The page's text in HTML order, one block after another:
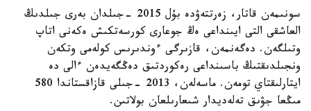
سونىمەن قاتار، زەرتتەۋدە بۇل 2015 -جىلدان بەرى جىلدىڭ
العاشقى التى ايىنداعى ەڭ جوعارى كورسەتكىش ەكەنى اتاپ
وتىلگەن. دەگەنمەن، قازىرگى ءوندىرىس كولەمى وتكەن
ونجىلدىقتىڭ باسىنداعى رەكوردتىق دەڭگەيدەن ءالى دە
ايتارلىقتاي تومەن. ماسەلەن، 2013 -جىلى قازاقستاندا 580
مىڭعا جۋىق تەلەديدار شىعارىلعان بولاتىن.